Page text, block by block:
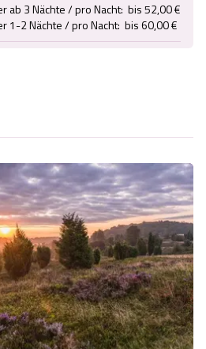
ab 3 Nächte / pro Nacht:  bis 52,00 €
1-2 Nächte / pro Nacht:  bis 60,00 €